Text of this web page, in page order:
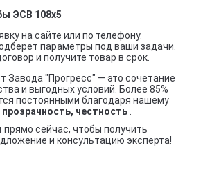
ЭСВ 108х5
на сайте или по телефону.
параметры под ваши задачи.
и получите товар в срок.
Завода "Прогресс" — это сочетание
и выгодных условий. Более 85%
постоянными благодаря нашему
честность
прямо сейчас, чтобы получить
и консультацию эксперта!